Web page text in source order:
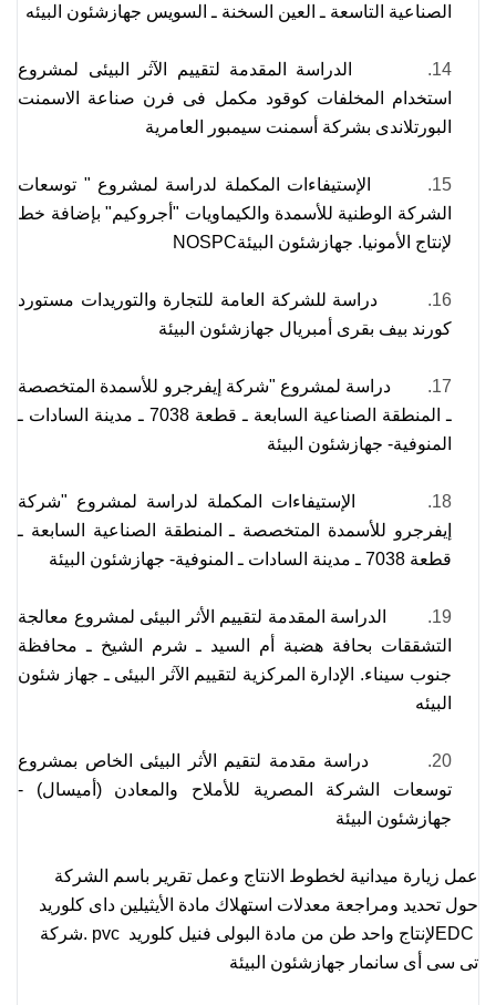
الصناعية التاسعة ـ العين السخنة ـ السويس جهازشئون البيئه
14.
الدراسة المقدمة لتقييم الآثر البيئى لمشروع
استخدام المخلفات كوقود مكمل فى فرن صناعة الاسمنت
البورتلاندى بشركة أسمنت سيمبور العامرية
15.
الإستيفاءات المكملة لدراسة لمشروع " توسعات
الشركة الوطنية للأسمدة والكيماويات "أجروكيم" بإضافة خط
لإنتاج الأمونيا. جهازشئون البيئةNOSPC
16.
دراسة للشركة العامة للتجارة والتوريدات مستورد
كورند بيف بقرى أمبريال جهازشئون البيئة
17.
دراسة لمشروع "شركة إيفرجرو للأسمدة المتخصصة
ـ المنطقة الصناعية السابعة ـ قطعة 7038 ـ مدينة السادات ـ
المنوفية- جهازشئون البيئة
18.
الإستيفاءات المكملة لدراسة لمشروع "شركة
إيفرجرو للأسمدة المتخصصة ـ المنطقة الصناعية السابعة ـ
قطعة 7038 ـ مدينة السادات ـ المنوفية- جهازشئون البيئة
19.
الدراسة المقدمة لتقييم الأثر البيئى لمشروع معالجة
التشققات بحافة هضبة أم السيد ـ شرم الشيخ ـ محافظة
جنوب سيناء. الإدارة المركزية لتقييم الآثر البيئى ـ جهاز شئون
البيئه
20.
دراسة مقدمة لتقيم الأثر البيئى الخاص بمشروع
توسعات الشركة المصرية للأملاح والمعادن (أميسال) -
جهازشئون البيئة
عمل زيارة ميدانية لخطوط الانتاج وعمل تقرير باسم الشركة
حول تحديد ومراجعة معدلات استهلاك مادة الأيثيلين داى كلوريد
EDCلإنتاج واحد طن من مادة البولى فنيل كلوريدpvc
.شركة
تى سى أى سانمار جهازشئون البيئة